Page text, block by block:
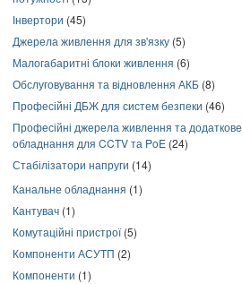
Інвертори (45)
Джерела живлення для зв'язку (5)
Малогабаритні блоки живлення (6)
Обслуговування та відновлення АКБ (8)
Професійні ДБЖ для систем безпеки (46)
Професійні джерела живлення та додаткове
обладнання для CCTV та PoE (24)
Стабілізатори напруги (14)
Канальне обладнання (1)
Кантувач (1)
Комутаційні пристрої(5)
Компоненти АСУТП (2)
Компоненти (1)